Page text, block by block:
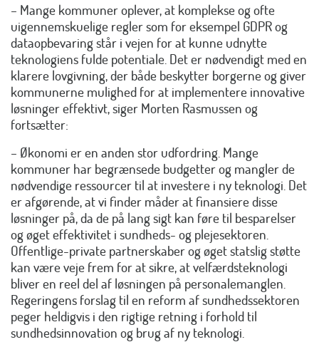
– Mange kommuner oplever, at komplekse og ofte
uigennemskuelige regler som for eksempel GDPR og
dataopbevaring står i vejen for at kunne udnytte
teknologiens fulde potentiale. Det er nødvendigt med en
klarere lovgivning, der både beskytter borgerne og giver
kommunerne mulighed for at implementere innovative
løsninger effektivt, siger Morten Rasmussen og
fortsætter:
– Økonomi er en anden stor udfordring. Mange
kommuner har begrænsede budgetter og mangler de
nødvendige ressourcer til at investere i ny teknologi. Det
er afgørende, at vi finder måder at finansiere disse
løsninger på, da de på lang sigt kan føre til besparelser
og øget effektivitet i sundheds- og plejesektoren.
Offentlige-private partnerskaber og øget statslig støtte
kan være veje frem for at sikre, at velfærdsteknologi
bliver en reel del af løsningen på personalemanglen.
Regeringens forslag til en reform af sundhedssektoren
peger heldigvis i den rigtige retning i forhold til
sundhedsinnovation og brug af ny teknologi.